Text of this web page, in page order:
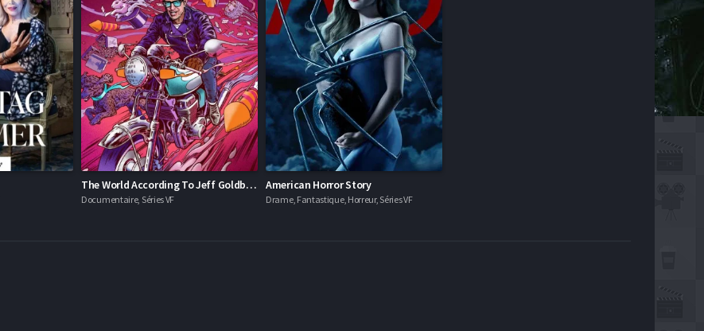
The World According To Jeff Goldblum
Documentaire, Séries VF
American Horror Story
Drame, Fantastique, Horreur, Séries VF